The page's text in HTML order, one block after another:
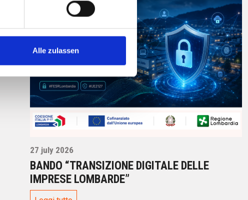
Alle zulassen
27 july 2026
BANDO “TRANSIZIONE DIGITALE DELLE
IMPRESE LOMBARDE”